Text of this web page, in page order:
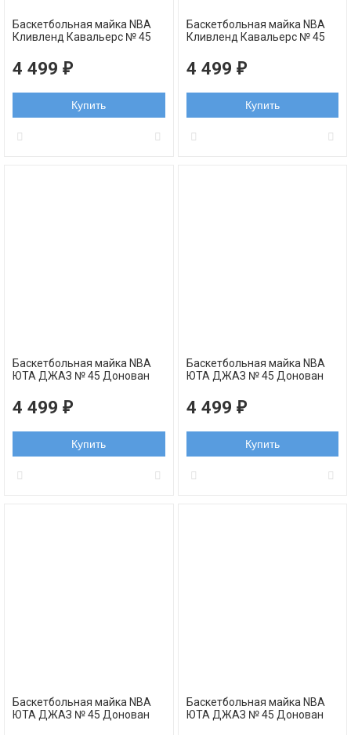
Баскетбольная майка NBA
Кливленд Кавальерс № 45
swingman
4 499 ₽
Купить
Баскетбольная майка NBA
Кливленд Кавальерс № 45
swingman
4 499 ₽
Купить
Баскетбольная майка NBA
ЮТА ДЖАЗ № 45 Донован
swingman
4 499 ₽
Купить
Баскетбольная майка NBA
ЮТА ДЖАЗ № 45 Донован
4 499 ₽
Купить
Баскетбольная майка NBA
ЮТА ДЖАЗ № 45 Донован
Баскетбольная майка NBA
ЮТА ДЖАЗ № 45 Донован